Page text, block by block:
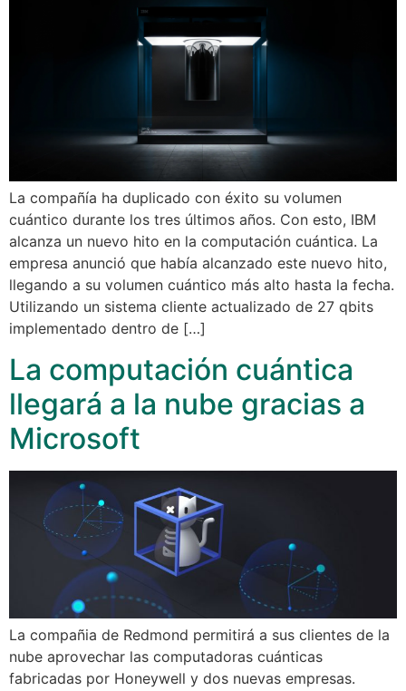
La compañía ha duplicado con éxito su volumen
cuántico durante los tres últimos años. Con esto, IBM
alcanza un nuevo hito en la computación cuántica. La
empresa anunció que había alcanzado este nuevo hito,
llegando a su volumen cuántico más alto hasta la fecha.
Utilizando un sistema cliente actualizado de 27 qbits
implementado dentro de […]
La computación cuántica
llegará a la nube gracias a
Microsoft
La compañia de Redmond permitirá a sus clientes de la
nube aprovechar las computadoras cuánticas
fabricadas por Honeywell y dos nuevas empresas.